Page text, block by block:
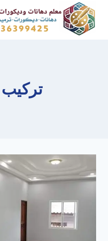
التجاوز
المحتوى